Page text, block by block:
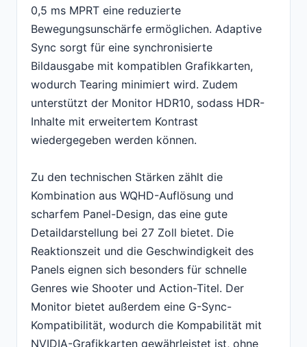
0,5 ms MPRT eine reduzierte
Bewegungsunschärfe ermöglichen. Adaptive
Sync sorgt für eine synchronisierte
Bildausgabe mit kompatiblen Grafikkarten,
wodurch Tearing minimiert wird. Zudem
unterstützt der Monitor HDR10, sodass HDR-
Inhalte mit erweitertem Kontrast
wiedergegeben werden können.
Zu den technischen Stärken zählt die
Kombination aus WQHD-Auflösung und
scharfem Panel-Design, das eine gute
Detaildarstellung bei 27 Zoll bietet. Die
Reaktionszeit und die Geschwindigkeit des
Panels eignen sich besonders für schnelle
Genres wie Shooter und Action-Titel. Der
Monitor bietet außerdem eine G-Sync-
Kompatibilität, wodurch die Kompabilität mit
NVIDIA-Grafikkarten gewährleistet ist, ohne